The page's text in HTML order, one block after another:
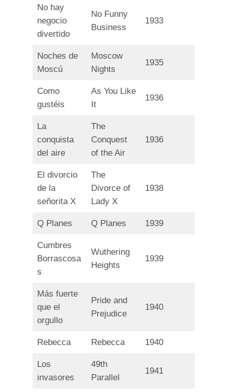
No hay
negocio
divertido
No Funny
Business
1933
Noches de
Moscú
Moscow
Nights
1935
Como
gustéis
As You Like
It
1936
La
conquista
del aire
The
Conquest
of the Air
1936
El divorcio
de la
señorita X
The
Divorce of
Lady X
1938
Q Planes Q Planes 1939
Cumbres
Borrascosa
s
Wuthering
Heights
1939
Más fuerte
que el
orgullo
Pride and
Prejudice
1940
Rebecca Rebecca 1940
Los
invasores
49th
Parallel
1941